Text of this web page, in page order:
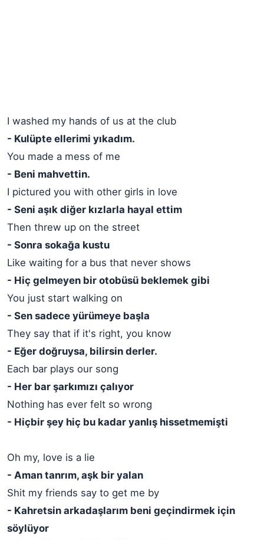
I washed my hands of us at the club
- Kulüpte ellerimi yıkadım.
You made a mess of me
- Beni mahvettin.
I pictured you with other girls in love
- Seni aşık diğer kızlarla hayal ettim
Then threw up on the street
- Sonra sokağa kustu
Like waiting for a bus that never shows
- Hiç gelmeyen bir otobüsü beklemek gibi
You just start walking on
- Sen sadece yürümeye başla
They say that if it's right, you know
- Eğer doğruysa, bilirsin derler.
Each bar plays our song
- Her bar şarkımızı çalıyor
Nothing has ever felt so wrong
- Hiçbir şey hiç bu kadar yanlış hissetmemişti
Oh my, love is a lie
- Aman tanrım, aşk bir yalan
Shit my friends say to get me by
- Kahretsin arkadaşlarım beni geçindirmek için
söylüyor